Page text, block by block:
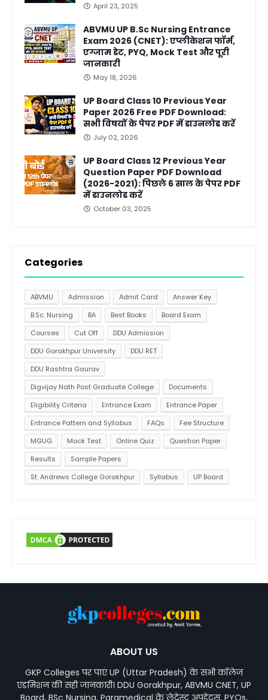
April 23, 2025
ABVMU UP B.Sc Nursing Entrance
Exam 2026 (CNET): एप्लीकेशन फॉर्म,
एग्जाम डेट, PYQ, Mock Test और पूरी
जानकारी
May 18, 2026
UP Board Class 10 Previous Year
Paper 2026 Free PDF Download:
सभी विषयों के पेपर PDF में डाउनलोड करें
July 02, 2026
UP Board Class 12 Previous Year
Question Paper PDF Download
(2026-2021): पिछले 6 साल के पेपर PDF
में डाउनलोड करें
October 03, 2025
Categories
ABVMU Admission Admit Card
Answer Key
B.Sc. Nursing
BA Best Books
Board Exam
Courses
Cut Off
DDU Admission
DDU Gorakhpur University
DDU RET
DDU Rashtra Gaurav
Digvijay Nath Post Graduate College
Documents
Eligibility Criteria
Entrance Exam
Entrance Paper
Entrance Pattern and Syllabus
FAQs
Fee Structure
MGUG
Mock Test Online Quiz
Question Paper
Results
Sample Papers
St. Andrews College Gorakhpur
Syllabus UP Board
ABOUT US
GKP Colleges पर पाएं UP (Uttar Pradesh) के सभी कॉलेज
एडमिशन की सही जानकारी। DDU Gorakhpur, ABVMU CNET, UP
Board, BSc Nursing, Paramedical के लेटेस्ट अपडेट्स, PYQs,